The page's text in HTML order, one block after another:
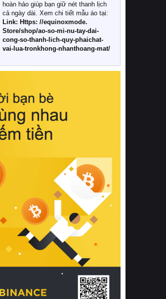
Khác với các dòng sản phẩm thông
thường, những bộ chăn ga gối đệm
cao cấp trải qua quy trình sản xuất
nghiêm ngặt từ khâu chọn lọc nguyên
liệu tự nhiên đến công nghệ dệt
nhuộm hiện đại không chứa hóa chất
này, bạn sẽ cảm nhận rõ rệt sự khác
hồi chuẩn xác của phần đệm nâng đỡ
cột sống.
Bên cạnh đó, việc lựa chọn các dòng
sản phẩm đạt chuẩn chất lượng quốc
tế còn giúp ngăn ngừa tình trạng kích
khuẩn và nấm mốc trong điều kiện
thời tiết nóng ẩm. Bạn có thể tìm hiểu
thêm các nghiên cứu khoa học về tác
động của giấc ngủ và môi trường
phòng ngủ đối với sức khỏe con
người tại Sleep Foundation (External
Link) để có cái nhìn toàn diện hơn.
2. Các tiêu chí vàng khi lựa chọn
chăn ga gối đệm cao cấp cho phòng
ngủ
Để sở hữu một bộ chăn ga gối đệm
cao cấp hoàn hảo cả về thẩm mỹ lẫn
công năng, người tiêu dùng cần cân
nhắc kỹ lưỡng các tiêu chí quan trọng
hoàn hảo giúp bạn giữ nét thanh lịch
cả ngày dài. Xem chi tiết mẫu áo tại:
Link: Https: //equinoxmode.
Store/shop/ao-so-mi-nu-tay-dai-
cong-so-thanh-lich-quy-phaichat-
vai-lua-tronkhong-nhanthoang-mat/